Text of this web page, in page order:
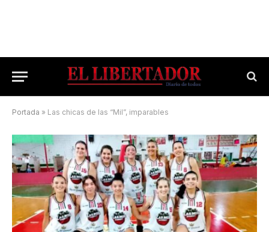
Portada » Las chicas de las “Mil”, imparables